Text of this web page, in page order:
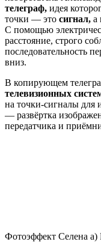
телеграф, идея
точки — это сигнал, а
С помощью
расстояние, строго
последовательность
вниз.
В копирующем
телевизионных
на точки-сигналы для
— развёртка
передатчика и
Фотоэффект Селена а)